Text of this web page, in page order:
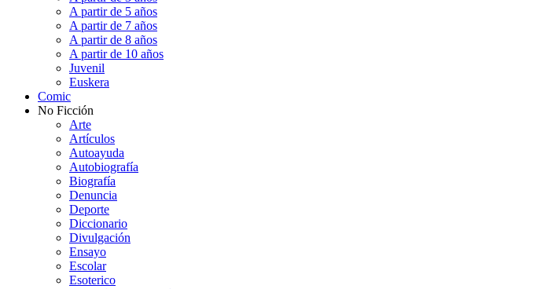
A partir de 5 años
A partir de 7 años
A partir de 8 años
A partir de 10 años
Juvenil
Euskera
Comic
No Ficción
Arte
Artículos
Autoayuda
Autobiografía
Biografía
Denuncia
Deporte
Diccionario
Divulgación
Ensayo
Escolar
Esoterico